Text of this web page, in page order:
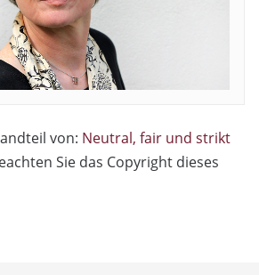
von: Neutral, fair und strikt
Sie das Copyright dieses